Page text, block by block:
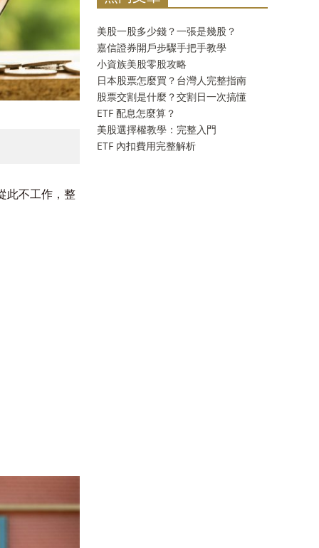
此不工作，整
美股一股多少錢？一張是幾股？
嘉信證券開戶步驟手把手教學
小資族美股零股攻略
日本股票怎麼買？台灣人完整指南
股票交割是什麼？交割日一次搞懂
ETF 配息怎麼算？
美股選擇權教學：完整入門
ETF 內扣費用完整解析